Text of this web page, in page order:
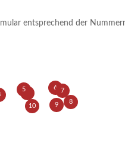
entsprechend der
5 6
7
8
9
10